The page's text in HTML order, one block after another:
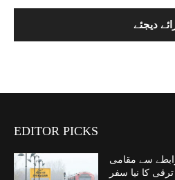
EDITOR PICKS
سے مقامی
کا نیا سفر